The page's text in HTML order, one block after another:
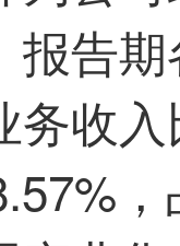
报告
务收